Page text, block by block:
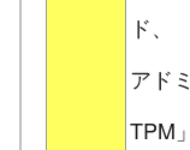
ド、
アド
TPM